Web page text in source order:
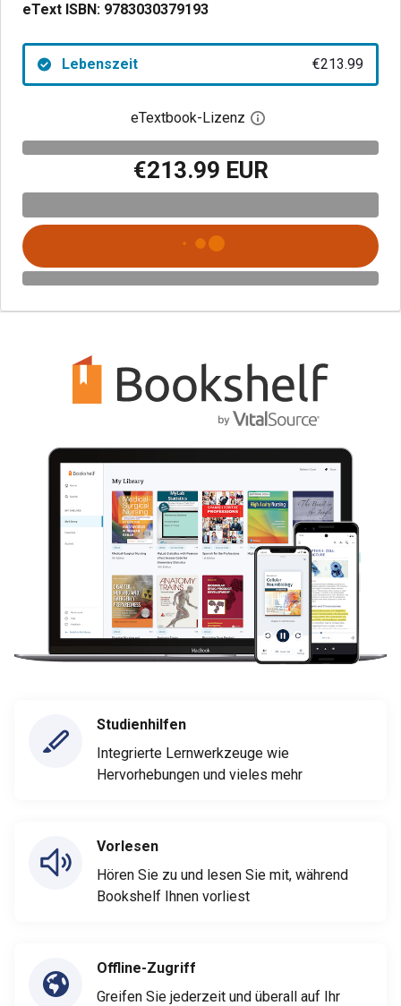
eText ISBN: 9783030379193
Lebenszeit €213.99
eTextbook-Lizenz Digitalen
€213.99 EUR
Studienhilfen
Integrierte Lernwerkzeuge wie
Hervorhebungen und vieles mehr
Vorlesen
Hören Sie zu und lesen Sie mit, während
Bookshelf Ihnen vorliest
Offline-Zugriff
Greifen Sie jederzeit und überall auf Ihr